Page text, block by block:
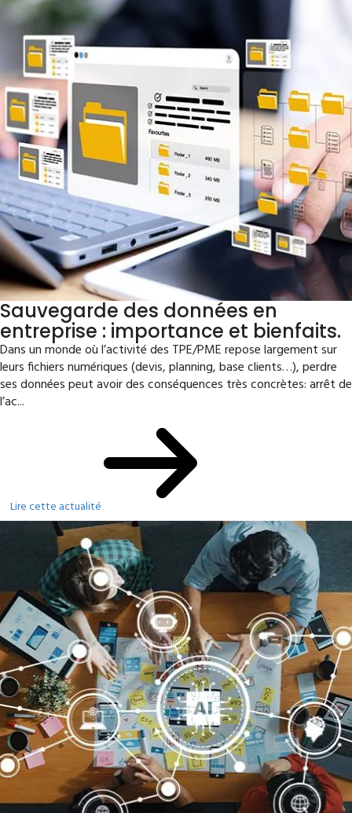
Sauvegarde des données en
entreprise : importance et bienfaits.
Dans un monde où l’activité des TPE/PME repose largement sur
leurs fichiers numériques (devis, planning, base clients…), perdre
ses données peut avoir des conséquences très concrètes: arrêt de
l’ac...
Lire cette actualité